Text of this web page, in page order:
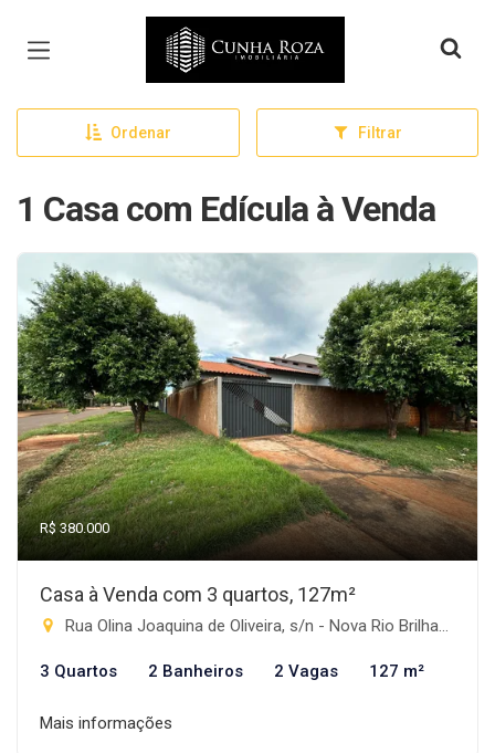
Página inicial
Ordenar Filtrar
1 Casa com Edícula à Venda
R$ 380.000
Casa à Venda com 3 quartos, 127m²
Rua Olina Joaquina de Oliveira, s/n - Nova Rio Brilhante, Rio Brilhante-MS
3 Quartos 2 Banheiros 2 Vagas 127 m²
Mais informações